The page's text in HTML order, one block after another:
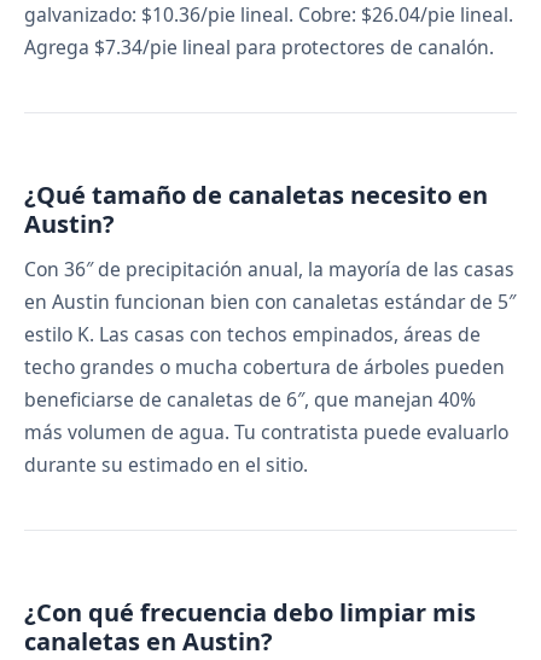
galvanizado: $10.36/pie lineal. Cobre: $26.04/pie lineal.
Agrega $7.34/pie lineal para protectores de canalón.
¿Qué tamaño de canaletas necesito en
Austin?
Con 36″ de precipitación anual, la mayoría de las casas
en Austin funcionan bien con canaletas estándar de 5″
estilo K. Las casas con techos empinados, áreas de
techo grandes o mucha cobertura de árboles pueden
beneficiarse de canaletas de 6″, que manejan 40%
más volumen de agua. Tu contratista puede evaluarlo
durante su estimado en el sitio.
¿Con qué frecuencia debo limpiar mis
canaletas en Austin?